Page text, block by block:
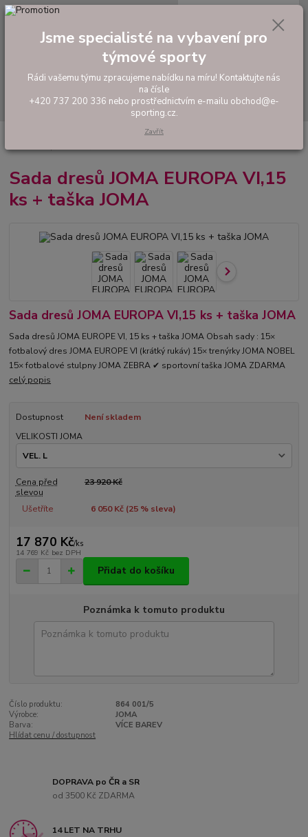
Hledat
tel: +420 737 200 336
0,00 Kč
Akční sady dresů
EUROPA VI,15 ks + taška JOMA
Sada dresů JOMA EUROPA VI,15
ks + taška JOMA
Sada dresů JOMA EUROPA VI,15 ks + taška JOMA
Sada dresů JOMA EUROPE VI, 15 ks + taška JOMA Obsah sady : 15×
fotbalový dres JOMA EUROPE VI (krátký rukáv) 15× trenýrky JOMA NOBEL
15× fotbalové stulpny JOMA ZEBRA ✔ sportovní taška JOMA ZDARMA
celý popis
Dostupnost
Není skladem
VELIKOSTI JOMA
Cena před
slevou
23 920 Kč
Ušetříte 6 050 Kč (25% sleva)
17 870 Kč/ks
14 769 Kč bez DPH
Přidat do košíku
Poznámka k tomuto produktu
Číslo produktu:
864 001/5
Výrobce:
JOMA
Barva:
VÍCE BAREV
Hlídat cenu / dostupnost
DOPRAVA po ČR a SR
od 3500 Kč ZDARMA
14 LET NA TRHU
Jsme specialisté na vybavení pro
týmové sporty
Rádi vašemu týmu zpracujeme nabídku na míru! Kontaktujte nás
na čísle
+420 737 200 336 nebo prostřednictvím e-mailu obchod@e-
sporting.cz.
Zavřít